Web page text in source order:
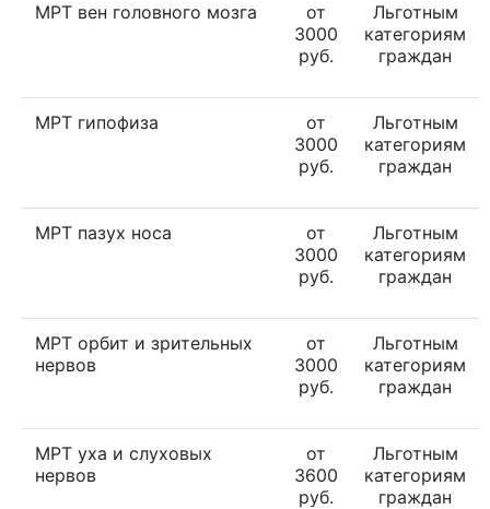
МРТ вен головного мозга
от
3000
руб.
Льготным
категориям
граждан
МРТ гипофиза
от
3000
руб.
Льготным
категориям
граждан
МРТ пазух носа
от
3000
руб.
Льготным
категориям
граждан
МРТ орбит и зрительных
нервов
от
3000
руб.
Льготным
категориям
граждан
МРТ уха и слуховых
нервов
от
3600
руб.
Льготным
категориям
граждан